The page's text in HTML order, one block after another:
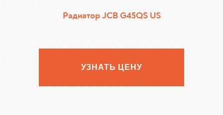
Радиатор JCB G45QS US
УЗНАТЬ ЦЕНУ